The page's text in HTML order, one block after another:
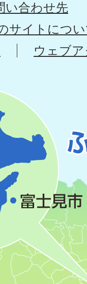
い合わせ先
サイトにつ
ウェブ